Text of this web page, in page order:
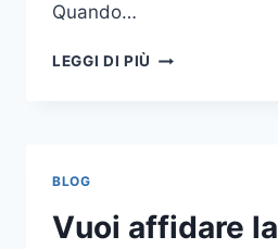
Quando…
LEGGI DI PIÙ COME
BLOG
Vuoi affidare la